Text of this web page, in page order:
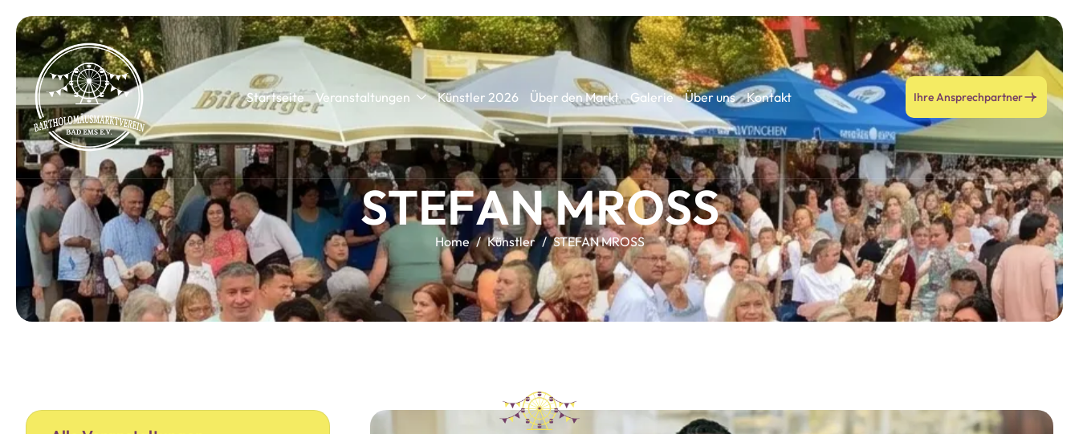
Startseite Veranstaltungen Künstler 2026 Über den Markt Galerie Über uns Kontakt Ihre Ansprechpartner
STEFANMROSS
Home Künstler STEFAN MROSS